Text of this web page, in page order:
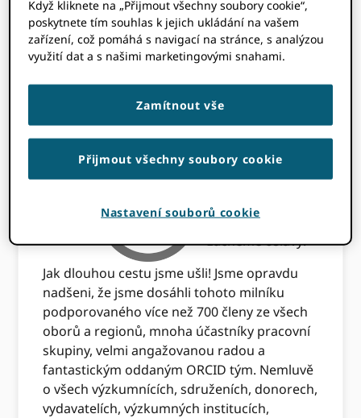
MEJIASOVÁ
Tento obsah je starší než tři roky.
Informace v tomto příspěvku mohou být
16. října je páté
výročí
ORCIDspuštění a
dočkat, až
začneme oslavy!
Jak dlouhou cestu jsme ušli! Jsme opravdu
nadšeni, že jsme dosáhli tohoto milníku
podporovaného více než 700 členy ze všech
oborů a regionů, mnoha účastníky pracovní
skupiny, velmi angažovanou radou a
fantastickým oddaným ORCID tým. Nemluvě
o všech výzkumnících, sdruženích, donorech,
vydavatelích, výzkumných institucích,
Když kliknete na „Přijmout všechny soubory cookie“,
poskytnete tím souhlas k jejich ukládání na vašem
zařízení, což pomáhá s navigací na stránce, s analýzou
využití dat a s našimi marketingovými snahami.
Zamítnout vše
Přijmout všechny soubory cookie
Nastavení souborů cookie